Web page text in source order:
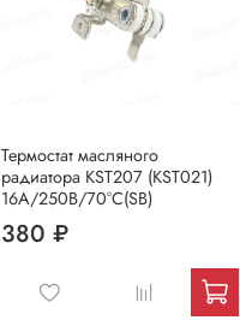
Термостат масляного
радиатора KST207 (KST021)
16А/250В/70°C(SB)
380 ₽